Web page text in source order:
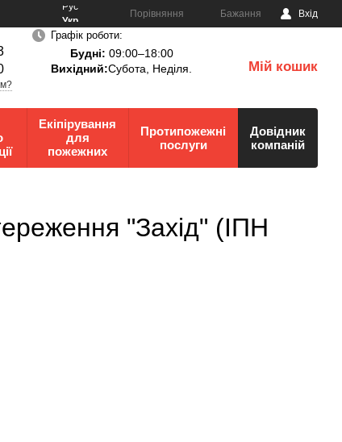
Рус
Укр
Порівняння Бажання Вхід
Графік роботи:
Будні: 09:00–18:00
Вихідний:Субота, Неділя. Мій кошик
Екіпірування
для
пожежних
Протипожежні
послуги
Довідник
компаній
"Захід" (ІПН